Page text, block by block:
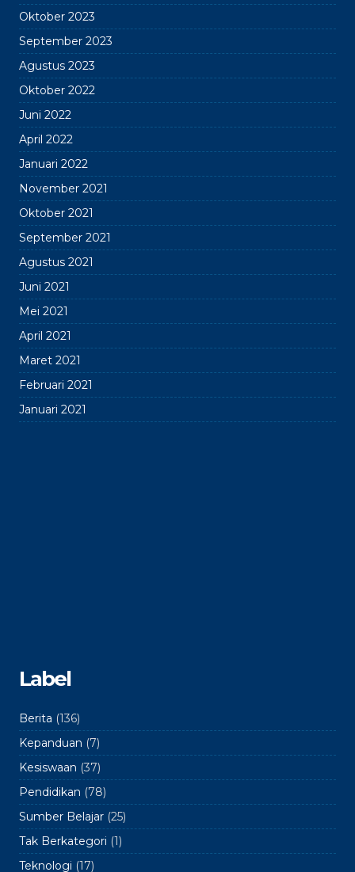
Oktober 2023
September 2023
Agustus 2023
Oktober 2022
Juni 2022
April 2022
Januari 2022
November 2021
Oktober 2021
September 2021
Agustus 2021
Juni 2021
Mei 2021
April 2021
Maret 2021
Februari 2021
Januari 2021
Label
Berita (136)
Kepanduan (7)
Kesiswaan (37)
Pendidikan (78)
Sumber Belajar (25)
Tak Berkategori (1)
Teknologi (17)